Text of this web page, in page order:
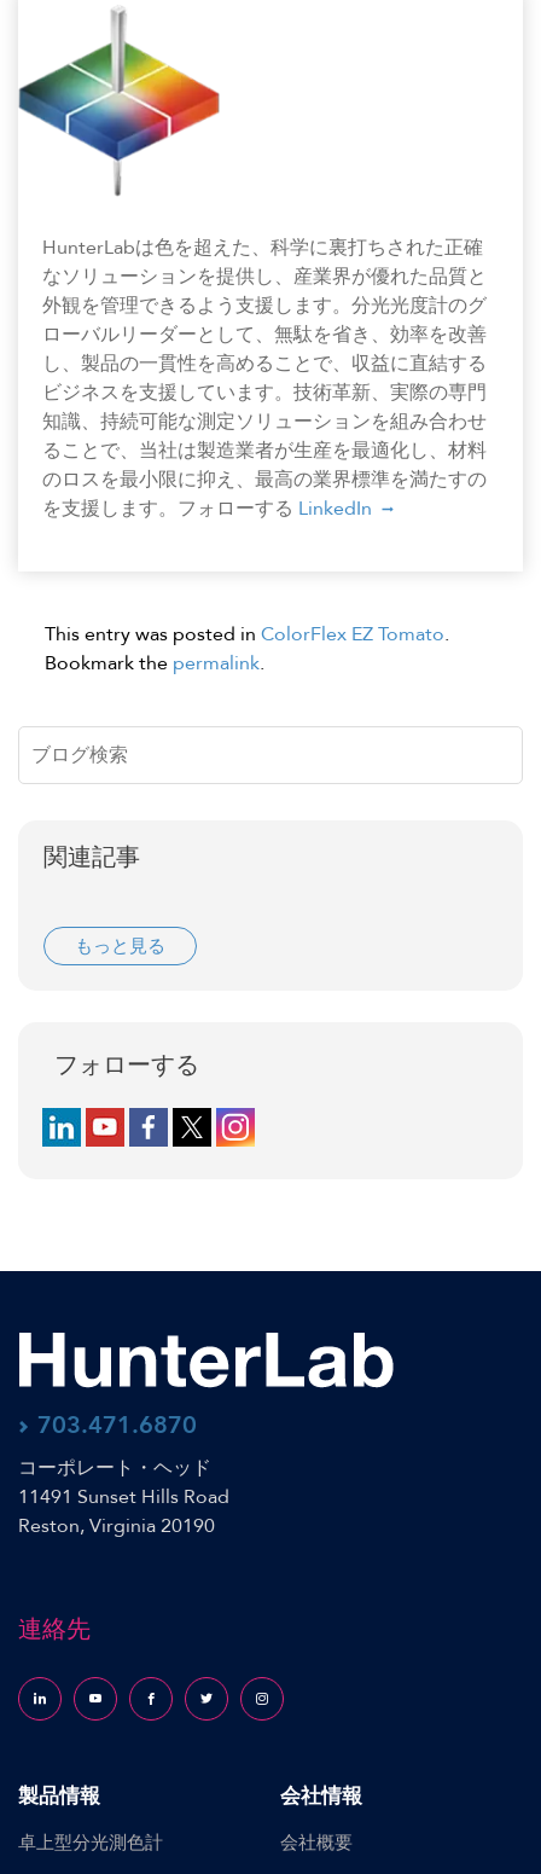
HunterLabは色を超えた、科学に裏打ちされた正確
なソリューションを提供し、産業界が優れた品質と
外観を管理できるよう支援します。分光光度計のグ
ローバルリーダーとして、無駄を省き、効率を改善
し、製品の一貫性を高めることで、収益に直結する
ビジネスを支援しています。技術革新、実際の専門
知識、持続可能な測定ソリューションを組み合わせ
ることで、当社は製造業者が生産を最適化し、材料
のロスを最小限に抑え、最高の業界標準を満たすの
を支援します。フォローする LinkedIn
This entry was posted in ColorFlex EZ Tomato.
Bookmark the permalink.
関連記事
もっと見る
フォローする
Follow us on LinkedIn
Follow us on YouTube
Follow us on Facebook
Follow us on X (formerly Twitter)
Follow us on Instagram
703.471.6870
コーポレート・ヘッド
11491 Sunset Hills Road
Reston, Virginia 20190
連絡先
Follow us on LinkedInFollow us on YouTubeFollow us on Facebook
Follow us on X (formerly Twitter)
Follow us on Instagram
製品情報
卓上型分光測色計
会社情報
会社概要